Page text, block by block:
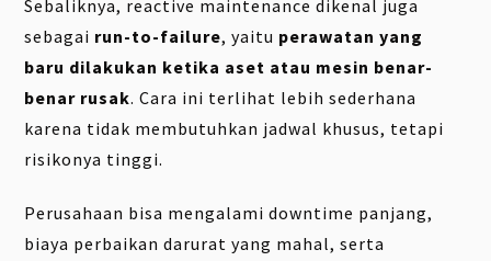
Sebaliknya, reactive maintenance dikenal juga
sebagai run-to-failure, yaitu perawatan yang
baru dilakukan ketika aset atau mesin benar-
benar rusak. Cara ini terlihat lebih sederhana
karena tidak membutuhkan jadwal khusus, tetapi
risikonya tinggi.
Perusahaan bisa mengalami downtime panjang,
biaya perbaikan darurat yang mahal, serta